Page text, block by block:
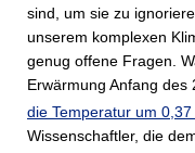
sind, um sie zu
unserem komplexen
genug offene Fragen.
Erwärmung Anfang des
die Temperatur um
Wissenschaftler, die